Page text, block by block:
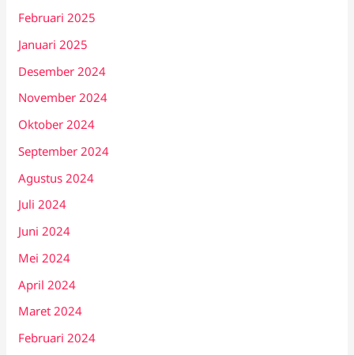
Februari 2025
Januari 2025
Desember 2024
November 2024
Oktober 2024
September 2024
Agustus 2024
Juli 2024
Juni 2024
Mei 2024
April 2024
Maret 2024
Februari 2024